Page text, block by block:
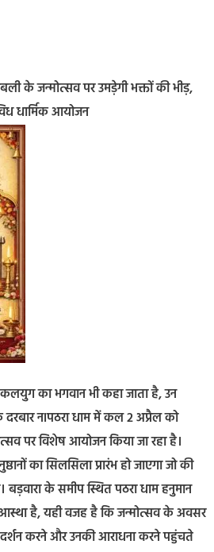
के जन्मोत्सव पर उमड़ेगी भक्तों की भीड़,
धार्मिक आयोजन
कलयुग का भगवान भी कहा जाता है, उन
दरबार नlपठरा धाम में कल 2 अप्रैल को
पर विशेष आयोजन किया जा रहा है।
का सिलसिला प्रारंभ हो जाएगा जो की
बड़वारा के समीप स्थित पठरा धाम हनुमान
है, यही वजह है कि जन्मोत्सव के अवसर
करने और उनकी आराधना करने पहुंचते